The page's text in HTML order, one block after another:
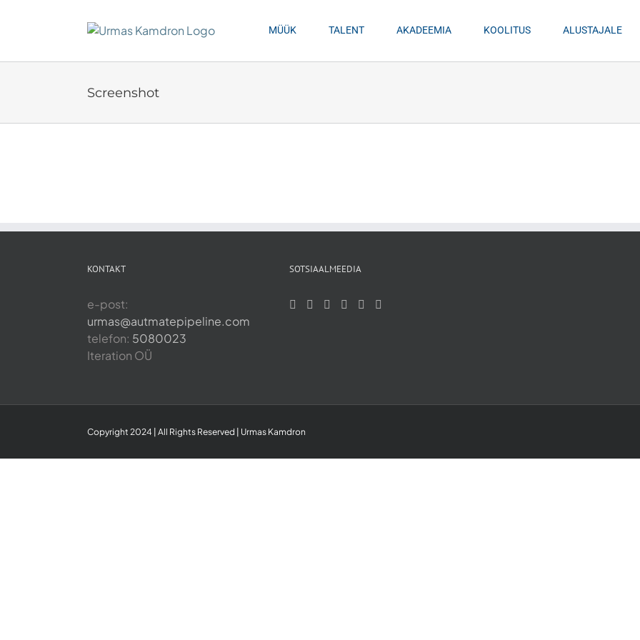
MÜÜK TALENT AKADEEMIA KOOLITUS ALUSTAJALE
Screenshot
KONTAKT
e-post:
urmas@autmatepipeline.com
telefon: 5080023
Iteration OÜ
SOTSIAALMEEDIA
Copyright 2024 | All Rights Reserved | Urmas Kamdron